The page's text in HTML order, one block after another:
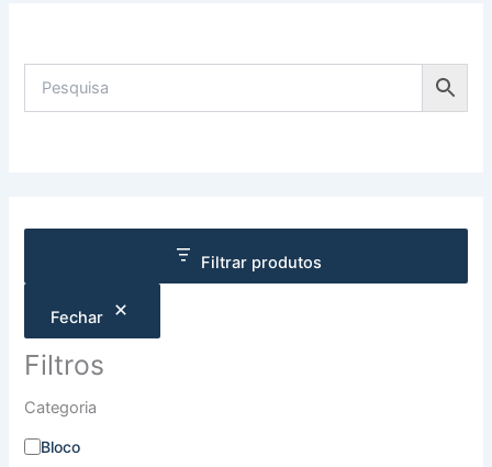
Filtrar produtos
Fechar
Filtros
Categoria
Bloco